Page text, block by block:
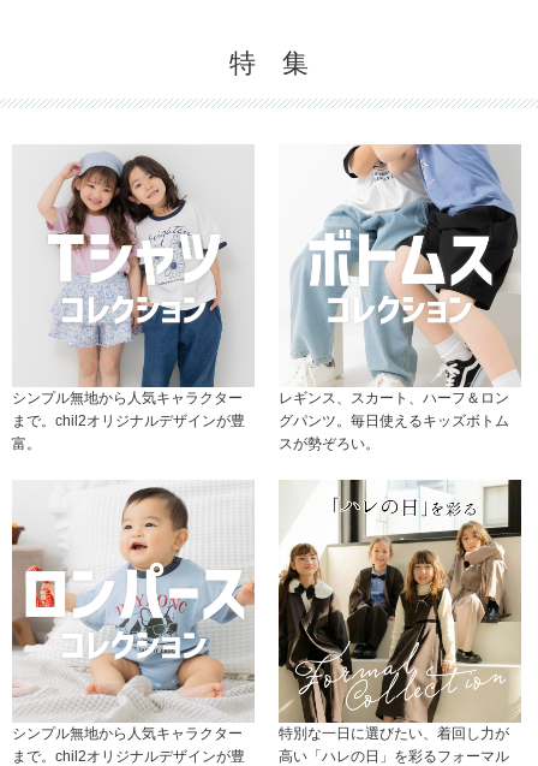
特 集
シンプル無地から人気キャラクター
まで。chil2オリジナルデザインが豊
富。
レギンス、スカート、ハーフ＆ロン
グパンツ。毎日使えるキッズボトム
スが勢ぞろい。
シンプル無地から人気キャラクター
まで。chil2オリジナルデザインが豊
特別な一日に選びたい、着回し力が
高い「ハレの日」を彩るフォーマル